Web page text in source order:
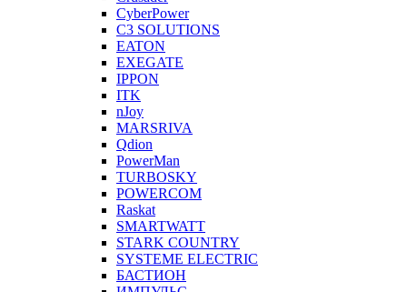
CyberPower
C3 SOLUTIONS
EATON
EXEGATE
IPPON
ITK
nJoy
MARSRIVA
Qdion
PowerMan
TURBOSKY
POWERCOM
Raskat
SMARTWATT
STARK COUNTRY
SYSTEME ELECTRIC
БАСТИОН